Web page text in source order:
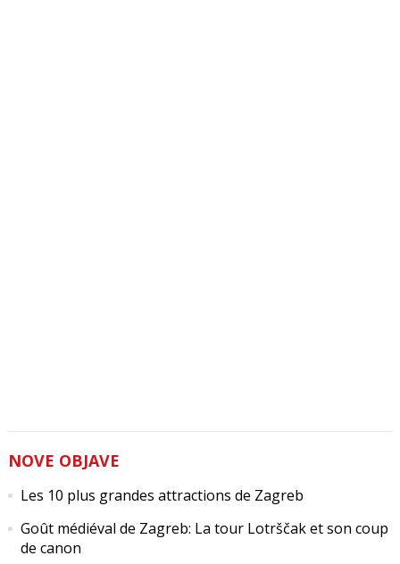
NOVE OBJAVE
Les 10 plus grandes attractions de Zagreb
Goût médiéval de Zagreb: La tour Lotrščak et son coup
de canon